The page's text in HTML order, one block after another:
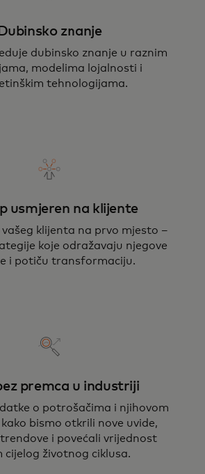
praksa angažovanja i
pokreće
Dubinsko znanje
dubinsko znanje u raznim
modelima lojalnosti i
tehnologijama.
usmjeren na klijente
klijenta na prvo mjesto –
koje odražavaju njegove
i potiču transformaciju.
premca u industriji
o potrošačima i njihovom
bismo otkrili nove uvide,
i povećali vrijednost
cijelog životnog ciklusa.